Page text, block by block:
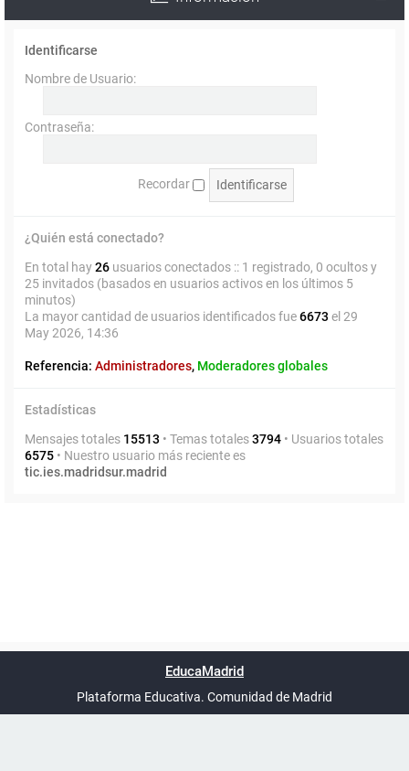
Identificarse
Nombre de Usuario:
Contraseña:
Recordar
¿Quién está conectado?
En total hay26 usuarios conectados :: 1 registrado, 0 ocultos y
25 invitados (basados en usuarios activos en los últimos 5
minutos)
La mayor cantidad de usuarios identificados fue6673 el 29
May 2026, 14:36
Referencia: Administradores, Moderadores globales
Estadísticas
Mensajes totales 15513 • Temas totales3794 • Usuarios totales
6575 • Nuestro usuario más reciente es
tic.ies.madridsur.madrid
UTC+02:00
phpBB España
EducaMadrid
Plataforma Educativa. Comunidad de Madrid